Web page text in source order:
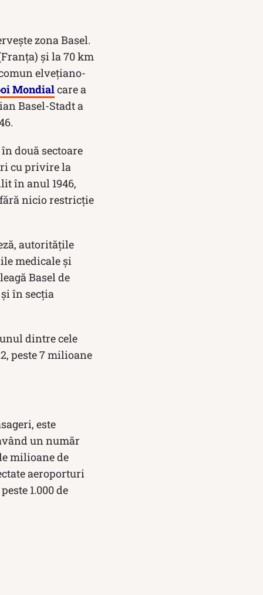
zona Basel.
și la 70 km
elvețiano-
Mondialcare a
Basel-Stadt a
două sectoare
cu privire la
în anul 1946,
nicio restricție
autoritățile
medicale și
Basel de
în secția
dintre cele
peste 7 milioane
este
un număr
milioane de
aeroporturi
1.000 de